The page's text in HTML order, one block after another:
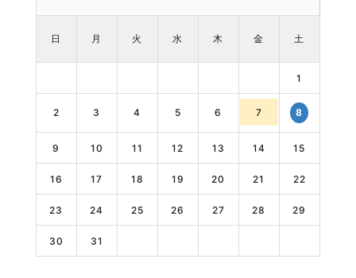
日 月 火 水 木 金 土
1
2 3 4 5 6 7 8
9 10 11 12 13 14 15
16 17 18 19 20 21 22
23 24 25 26 27 28 29
30 31